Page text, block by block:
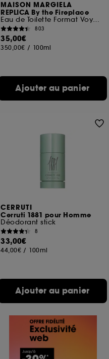
MAISON MARGIELA
REPLICA By the Fireplace
Eau de Toilette Format Voyage
803
35,00€
350,00€ / 100ml
Ajouter au panier
CERRUTI
Cerruti 1881 pour Homme
Déodorant stick
8
33,00€
44,00€ / 100ml
Ajouter au panier